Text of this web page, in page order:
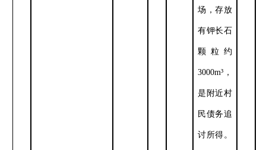
场，存放
有钾长石
颗粒约
3000m³，
是附近村
民债务追
讨所得。